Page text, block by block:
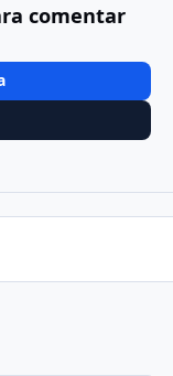
comentar